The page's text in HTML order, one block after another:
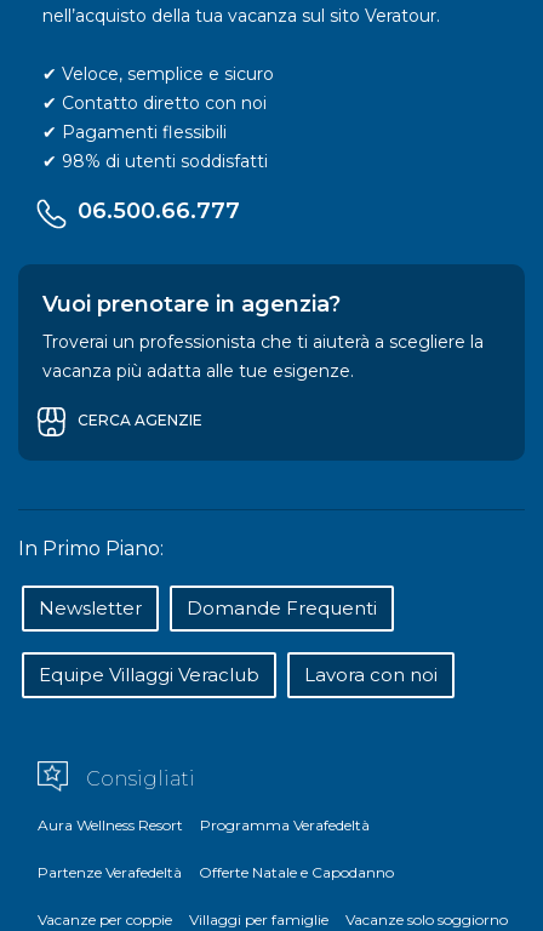
nell’acquisto della tua vacanza sul sito Veratour.
✔ Veloce, semplice e sicuro
✔ Contatto diretto con noi
✔ Pagamenti flessibili
✔ 98% di utenti soddisfatti
06.500.66.777
Vuoi prenotare in agenzia?
Troverai un professionista che ti aiuterà a scegliere la
vacanza più adatta alle tue esigenze.
CERCA AGENZIE
In Primo Piano:
Newsletter Domande Frequenti
Equipe Villaggi Veraclub Lavora con noi
Consigliati
Aura Wellness Resort Programma Verafedeltà
Partenze Verafedeltà Offerte Natale e Capodanno
Vacanze per coppie Villaggi per famiglie Vacanze solo soggiorno